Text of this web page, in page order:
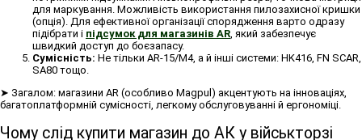
для маркування. Можливість використання пилозахисної кришки
(опція). Для ефективної організації спорядження варто одразу
підібрати і підсумок для магазинів AR , який забезпечує
швидкий доступ до боєзапасу.
Сумісність: Не тільки AR-15/M4, а й інші системи: HK416, FN SCAR,
SA80 тощо.
➤ Загалом: магазини AR (особливо Magpul) акцентують на інноваціях,
багатоплатформній сумісності, легкому обслуговуванні й ергономіці.
Чому слід купити магазин до АК у військторзі